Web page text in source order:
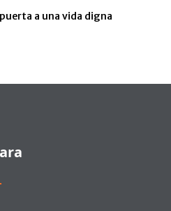
a una vida digna